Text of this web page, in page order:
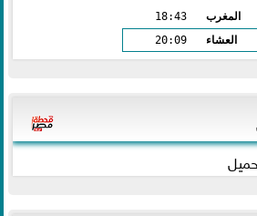
المغرب
18:43
العشاء
20:09